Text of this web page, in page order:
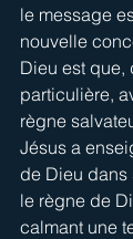
le message
nouvelle
Dieu est que,
particulière,
règne
Jésus a
de Dieu dans
le règne de
calmant une